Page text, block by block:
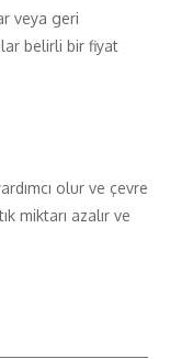
veya geri
belirli bir fiyat
olur ve çevre
miktarı azalır ve